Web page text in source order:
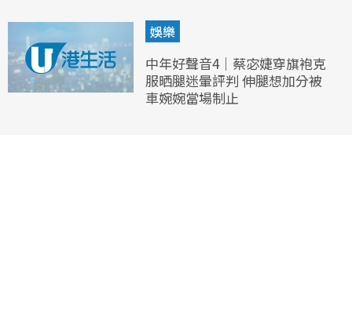
娛樂
中年好聲音4｜蔡宓婕穿旗袍克
服晒腿迷暈評判 伸腿想加分被
車婉婉當場制止